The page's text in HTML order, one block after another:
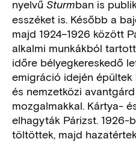
nyelvű Sturmban is
esszéket is. Később a
majd 1924–1926 között
alkalmi munkákból
időre bélyegkereskedő
emigráció idején
és nemzetközi
mozgalmakkal. Kártya-
elhagyták Párizst. 1926-
töltöttek, majd